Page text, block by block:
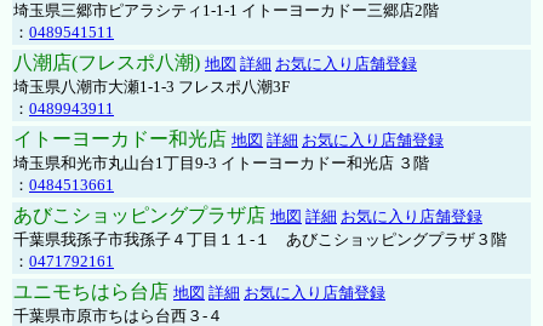
埼玉県三郷市ピアラシティ1-1-1 イトーヨーカドー三郷店2階
： 0489541511
八潮店(フレスポ八潮) 地図 詳細 お気に入り店舗登録
埼玉県八潮市大瀬1-1-3 フレスポ八潮3F
： 0489943911
イトーヨーカドー和光店 地図 詳細 お気に入り店舗登録
埼玉県和光市丸山台1丁目9-3 イトーヨーカドー和光店 ３階
： 0484513661
あびこショッピングプラザ店 地図 詳細 お気に入り店舗登録
千葉県我孫子市我孫子４丁目１１-１ あびこショッピングプラザ３階
： 0471792161
ユニモちはら台店 地図 詳細 お気に入り店舗登録
千葉県市原市ちはら台西３-４